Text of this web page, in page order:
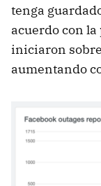
tenga
acuerdo con
iniciaron
aumentando